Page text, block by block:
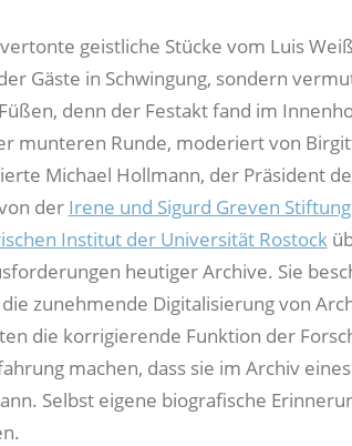
vertonte geistliche Stücke vom Luis
Gäste in Schwingung, sondern
denn der Festakt fand im
munteren Runde, moderiert von
Michael Hollmann, der Präsident
der Irene und Sigurd Greven Stiftung
Institut der Universität Rostock
heutiger Archive. Sie
zunehmende Digitalisierung von
die korrigierende Funktion der
machen, dass sie im Archiv
Selbst eigene biografische